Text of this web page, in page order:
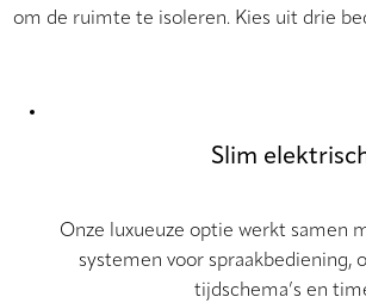
om de ruimte te isoleren. Kies uit drie
Slim
Onze luxueuze optie werkt samen
systemen voor spraakbediening,
tijdschema’s en